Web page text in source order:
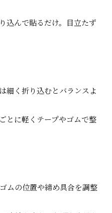
込んで貼るだけ。目立たず
細く折り込むとバランスよ
とに軽くテープやゴムで整
ムの位置や締め具合を調整